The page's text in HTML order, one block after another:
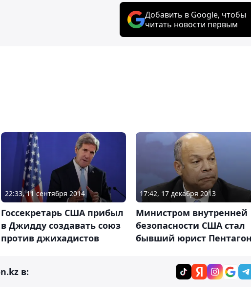
Добавить в Google, чтобы
читать новости первым
22:33, 11 сентября 2014
Госсекретарь США прибыл
в Джидду создавать союз
против джихадистов
17:42, 17 декабря 2013
Министром внутренней
безопасности США стал
бывший юрист
в: